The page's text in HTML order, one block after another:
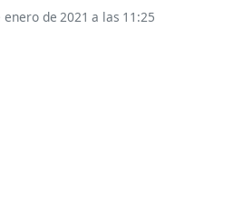
de 2021 a las 11:25